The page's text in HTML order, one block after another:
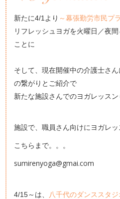
新たに4/1より ～幕張勤労市民プ
リフレッシュヨガを火曜日／夜
ことに
そして、現在開催中の介護士さ
の繋がりとご紹介で
新たな施設さんでのヨガレッスン
施設で、職員さん向けにヨガレッ
こちらまで。。。
sumirenyoga@gmai.com
4/15～は、 八千代のダンススタジ